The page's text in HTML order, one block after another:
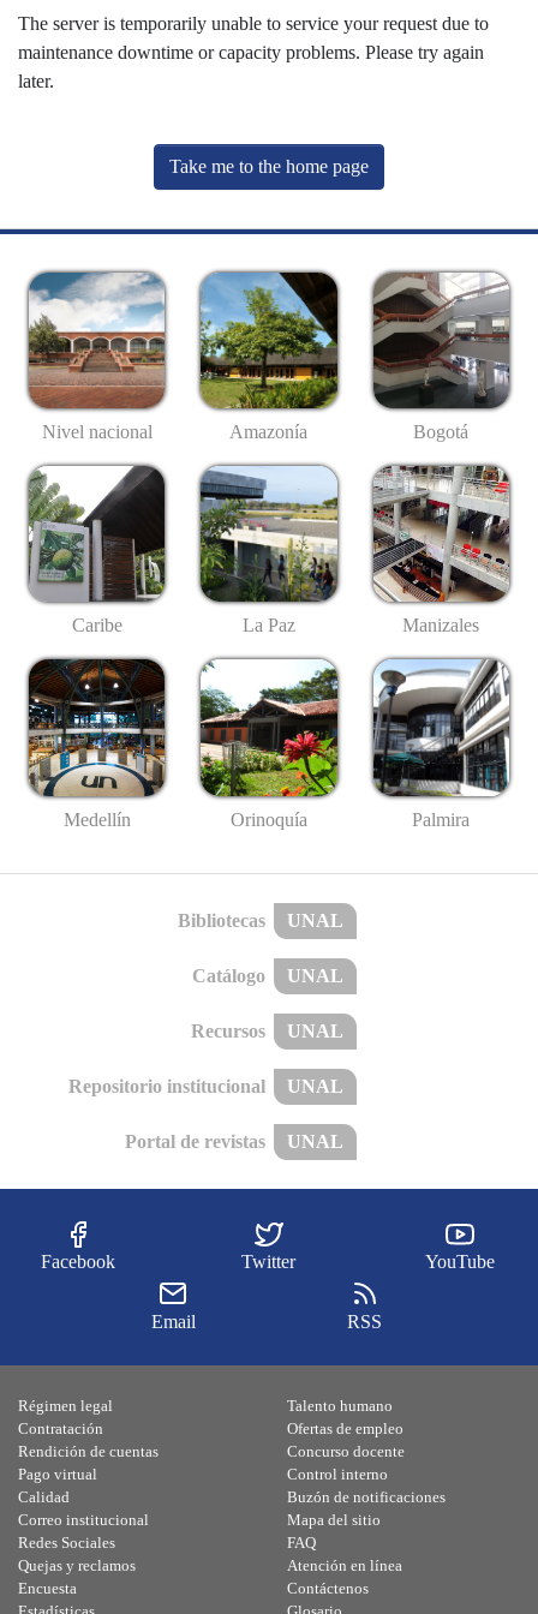
The server is temporarily unable to service your request due to
maintenance downtime or capacity problems. Please try again
later.
Take me to the home page
Nivel nacional Amazonía Bogotá
Caribe La Paz Manizales
Medellín Orinoquía Palmira
Bibliotecas UNAL
Catálogo UNAL
Recursos UNAL
Repositorio institucional UNAL
Portal de revistas UNAL
Facebook Twitter YouTube
Email RSS
Régimen legal
Contratación
Rendición de cuentas
Pago virtual
Calidad
Talento humano
Ofertas de empleo
Concurso docente
Control interno
Buzón de notificaciones
Correo institucional
Redes Sociales
Quejas y reclamos
Encuesta
Mapa del sitio
FAQ
Atención en línea
Contáctenos